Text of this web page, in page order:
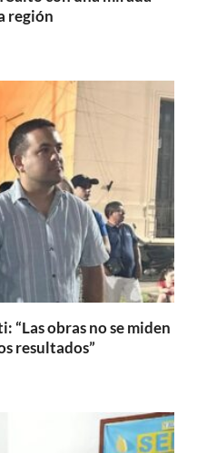
región
“Las obras no se miden
resultados”